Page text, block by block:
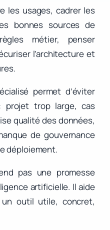
les usages, cadrer les
bonnes sources de
métier, penser
l’architecture et
permet d’éviter
projet trop large, cas
qualité des données,
de gouvernance
déploiement.
pas une promesse
artificielle. Il aide
un outil utile, concret,